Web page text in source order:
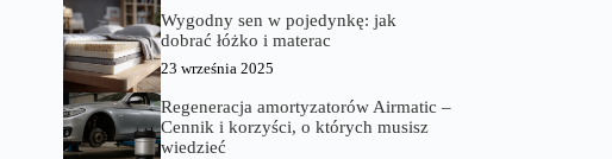
Wygodny sen w pojedynkę: jak
dobrać łóżko i materac
23 września 2025
Regeneracja amortyzatorów Airmatic –
Cennik i korzyści, o których musisz
wiedzieć